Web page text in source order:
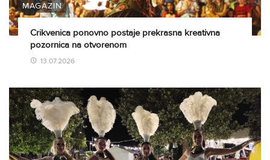
MAGAZIN
Crikvenica ponovno postaje prekrasna kreativna
pozornica na otvorenom
13.07.2026